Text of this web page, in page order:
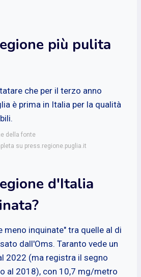
più pulita
che per il terzo anno
è prima in Italia per la qualità
della fonte
su press.regione.puglia.it
d'Italia
meno inquinate" tra quelle al di
dall'Oms. Taranto vede un
2022 (ma registra il segno
al 2018), con 10,7 mg/metro